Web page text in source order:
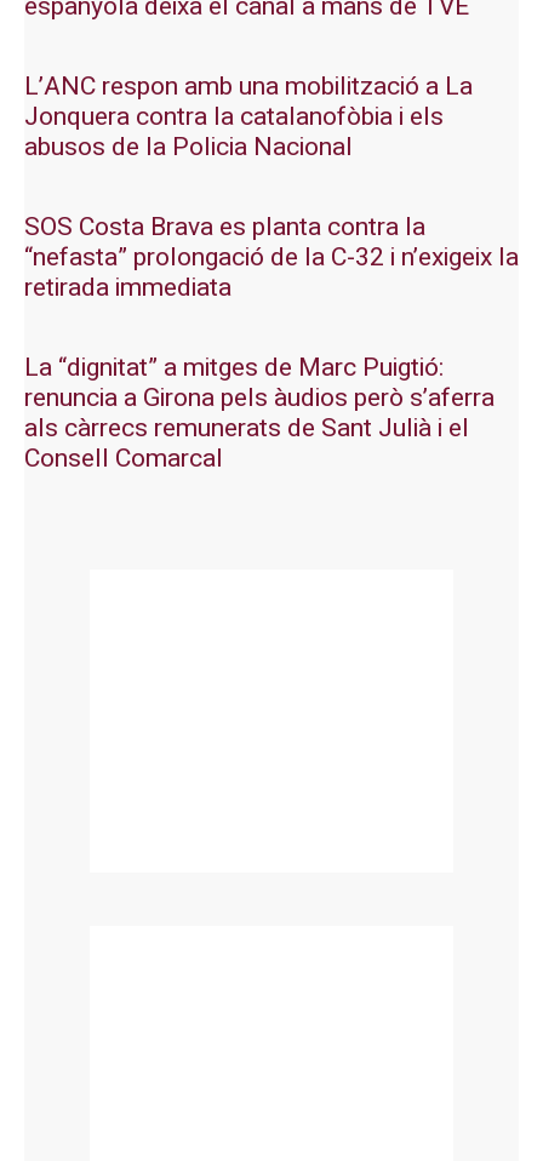
L’ANC respon amb una mobilització a La
Jonquera contra la catalanofòbia i els
abusos de la Policia Nacional
SOS Costa Brava es planta contra la
“nefasta” prolongació de la C-32 i n’exigeix la
retirada immediata
La “dignitat” a mitges de Marc Puigtió:
renuncia a Girona pels àudios però s’aferra
als càrrecs remunerats de Sant Julià i el
Consell Comarcal